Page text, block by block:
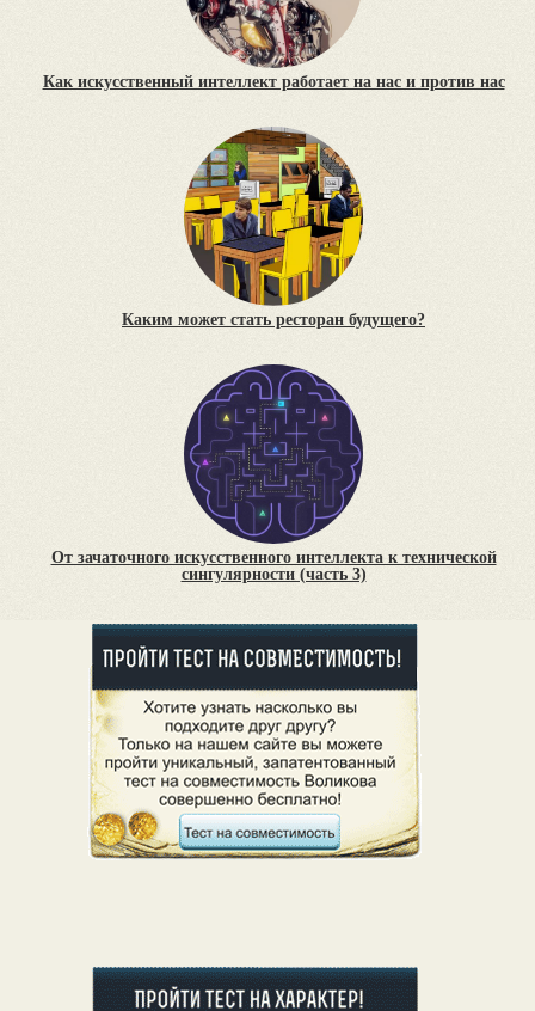
Как искусственный интеллект работает на нас и против нас
Каким может стать ресторан будущего?
От зачаточного искусственного интеллекта к технической
сингулярности (часть 3)